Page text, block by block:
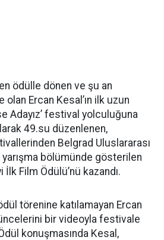
ödülle dönen ve şu an
Ercan Kesal’ın ilk uzun
Adayız’ festival yolculuğuna
49.su düzenlenen,
Belgrad Uluslararası
yarışma bölümünde gösterilen
Film Ödülü’nü kazandı.
törenine katılamayan Ercan
bir videoyla festivale
konuşmasında Kesal,